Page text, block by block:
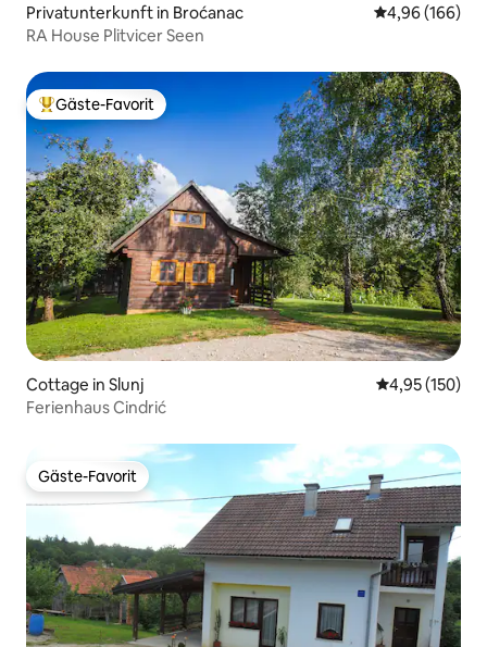
Privatunterkunft in Broćanac
4,96 (166)
RA House Plitvicer Seen
Beliebter Gäste-Favorit.
Gäste-Favorit
Cottage in Slunj
4,95 (150)
Ferienhaus Cindrić
Gäste-Favorit
Gäste-Favorit